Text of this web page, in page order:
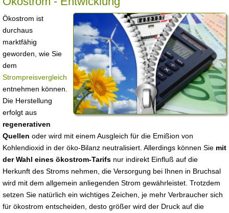
Ökostrom ist
durchaus
marktfähig
geworden, wie Sie
dem
Strompreisvergleich
entnehmen können.
Die Herstellung
erfolgt aus
regenerativen
Quellen oder wird mit einem Ausgleich für die Emißion von
Kohlendioxid in der öko-Bilanz neutralisiert. Allerdings können Sie mit
der Wahl eines ökostrom-Tarifs nur indirekt Einfluß auf die
Herkunft des Stroms nehmen, die Versorgung bei Ihnen in Bruchsal
wird mit dem allgemein anliegenden Strom gewährleistet. Trotzdem
setzen Sie natürlich ein wichtiges Zeichen, je mehr Verbraucher sich
für ökostrom entscheiden, desto größer wird der Druck auf die